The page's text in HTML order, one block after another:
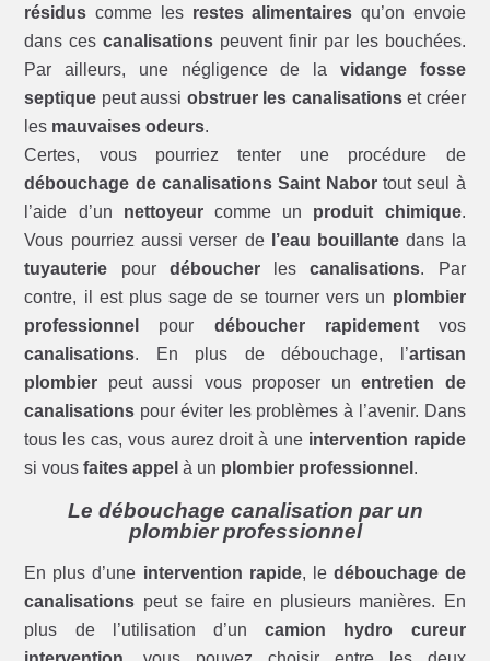
résidus comme les restes alimentaires qu’on envoie
dans cescanalisations peuvent finir par les bouchées.
Par ailleurs, une négligence de la vidange fosse
septique peut aussi obstruer les canalisationset créer
les mauvaises odeurs.
Certes, vous pourriez tenter une procédure de
débouchage de canalisations Saint Nabor tout seul à
l’aide d’un nettoyeurcomme un produit chimique.
Vous pourriez aussi verser de
l’eau bouillante dans la
tuyauterie pour déboucherlescanalisations. Par
contre, il est plus sage de se tourner vers un plombier
professionnel
pour déboucher rapidementvos
canalisations. En plus de débouchage, l’artisan
plombier peut aussi vous proposer unentretien de
canalisations pour éviter les problèmes à l’avenir. Dans
tous les cas, vous aurez droit à une intervention rapide
si vousfaites appel à un plombier professionnel .
Le débouchage canalisation par un
plombier professionnel
En plus d’une intervention rapide, le débouchage de
canalisations peut se faire en plusieurs manières. En
plus de l’utilisation d’uncamion hydro cureur